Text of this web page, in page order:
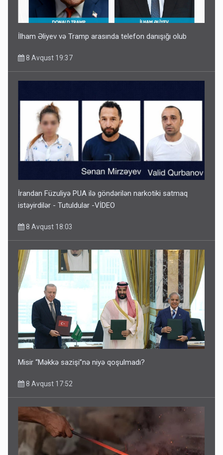
İlham Əliyev və Tramp arasında telefon danışığı olub
8 Avqust 19:37
İrandan Füzuliyə PUA ilə göndərilən narkotiki satmaq
istəyirdilər - Tutuldular -VİDEO
8 Avqust 18:03
Misir “Məkkə sazişi”nə niyə qoşulmadı?
8 Avqust 17:52